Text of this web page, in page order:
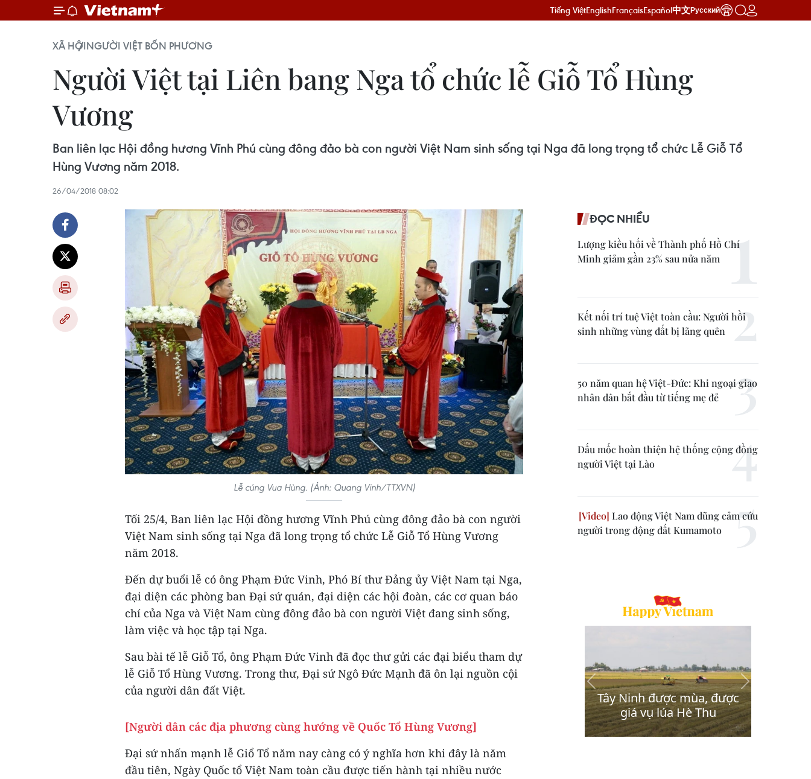
Tiếng ViệtEnglishFrançaisEspañol中文Русский
XÃ HỘINGƯỜI VIỆT BỐN PHƯƠNG
Người Việt tại Liên bang Nga tổ chức lễ Giỗ Tổ Hùng
Vương
Ban liên lạc Hội đồng hương Vĩnh Phú cùng đông đảo bà con người Việt Nam sinh sống tại Nga đã long trọng tổ chức Lễ Giỗ Tổ
Hùng Vương năm 2018.
26/04/2018 08:02
Lễ cúng Vua Hùng. (Ảnh: Quang Vinh/TTXVN)
Tối 25/4, Ban liên lạc Hội đồng hương Vĩnh Phú cùng đông đảo bà con người
Việt Nam sinh sống tại Nga đã long trọng tổ chức Lễ Giỗ Tổ Hùng Vương
năm 2018.
Đến dự buổi lễ có ông Phạm Đức Vinh, Phó Bí thư Đảng ủy Việt Nam tại Nga,
đại diện các phòng ban Đại sứ quán, đại diện các hội đoàn, các cơ quan báo
chí của Nga và Việt Nam cùng đông đảo bà con người Việt đang sinh sống,
làm việc và học tập tại Nga.
Sau bài tế lễ Giỗ Tổ, ông Phạm Đức Vinh đã đọc thư gửi các đại biểu tham dự
lễ Giỗ Tổ Hùng Vương. Trong thư, Đại sứ Ngô Đức Mạnh đã ôn lại nguồn cội
của người dân đất Việt.
[Người dân các địa phương cùng hướng về Quốc Tổ Hùng Vương]
Đại sứ nhấn mạnh lễ Giổ Tổ năm nay càng có ý nghĩa hơn khi đây là năm
đầu tiên, Ngày Quốc tổ Việt Nam toàn cầu được tiến hành tại nhiều nước
ĐỌC NHIỀU
Lượng kiều hối về Thành phố Hồ Chí
Minh giảm gần 23% sau nửa năm
Kết nối trí tuệ Việt toàn cầu: Người hồi
sinh những vùng đất bị lãng quên
50 năm quan hệ Việt-Đức: Khi ngoại giao
nhân dân bắt đầu từ tiếng mẹ đẻ
Dấu mốc hoàn thiện hệ thống cộng đồng
người Việt tại Lào
Lao động Việt Nam dũng cảm cứu
người trong động đất Kumamoto